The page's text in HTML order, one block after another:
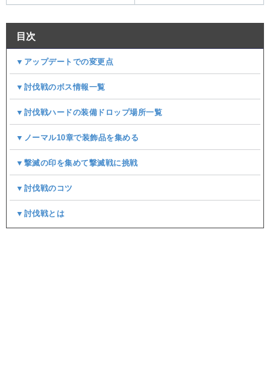
目次
▼アップデートでの変更点
▼討伐戦のボス情報一覧
▼討伐戦ハードの装備ドロップ場所一覧
▼ノーマル10章で装飾品を集める
▼撃滅の印を集めて撃滅戦に挑戦
▼討伐戦のコツ
▼討伐戦とは